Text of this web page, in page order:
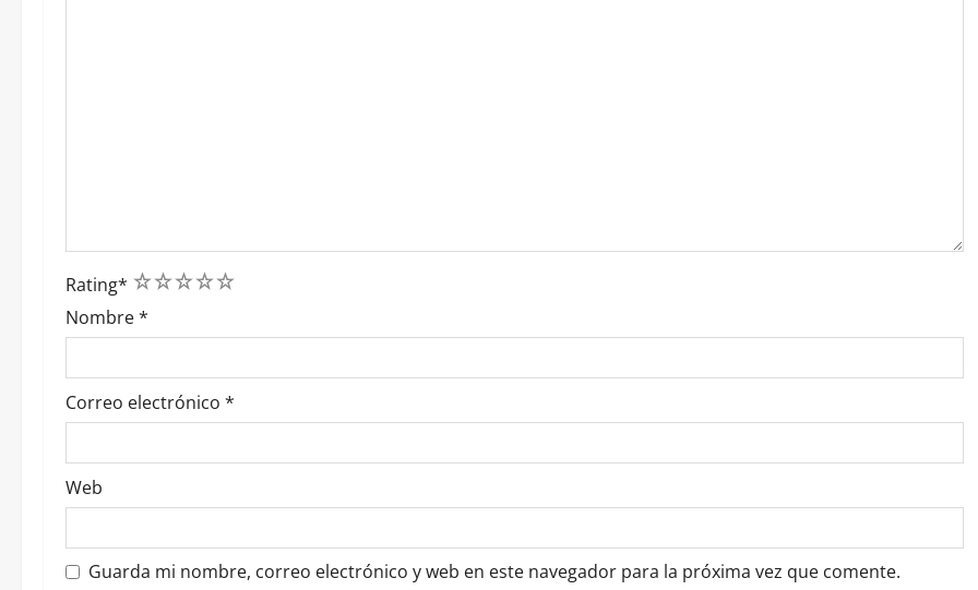
d
a
s
Rating* 5
4
3
2
1
Nombre*
Correo electrónico *
Web
Guarda mi nombre, correo electrónico y web en este navegador para la próxima vez que comente.